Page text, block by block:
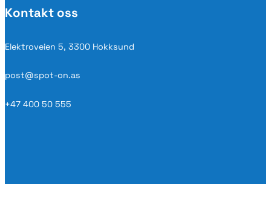
Kontakt oss
Elektroveien 5, 3300 Hokksund
post@spot-on.as
+47 400 50 555